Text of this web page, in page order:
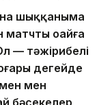
шыққаныма
оңайға
— тәжірибелі
деңгейде
мен
бәсекелер